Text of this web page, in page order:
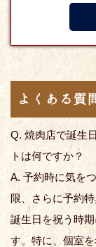
よくある質
Q. 焼肉店で誕生
トは何ですか？
A. 予約時に気を
限、さらに予約
誕生日を祝う時
す。特に、個室